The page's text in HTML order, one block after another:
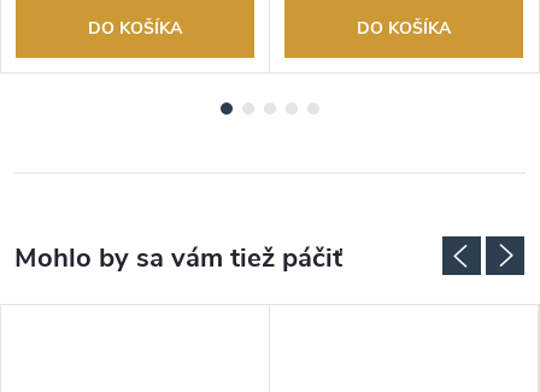
DO KOŠÍKA DO KOŠÍKA